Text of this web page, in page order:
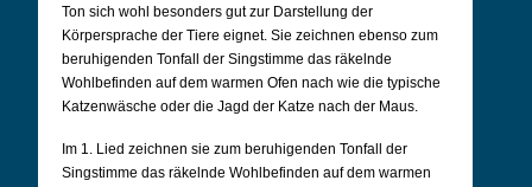
Ton sich wohl besonders gut zur Darstellung der
Körpersprache der Tiere eignet. Sie zeichnen ebenso zum
beruhigenden Tonfall der Singstimme das räkelnde
Wohlbefinden auf dem warmen Ofen nach wie die typische
Katzenwäsche oder die Jagd der Katze nach der Maus.
Im 1. Lied zeichnen sie zum beruhigenden Tonfall der
Singstimme das räkelnde Wohlbefinden auf dem warmen